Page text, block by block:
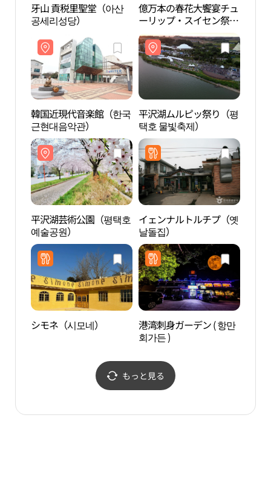
牙山 貢税里聖堂（아산
공세리성당）
億万本の春花大饗宴チュ
ーリップ・スイセン祭り
（억만송이 봄꽃대향연
튤립 수선화 축제）
韓国近現代音楽館（한국
근현대음악관）
平沢湖ムルピッ祭り（평
택호 물빛축제）
平沢湖芸術公園（평택호
예술공원）
イェンナルトルチプ（옛
날돌집）
シモネ（시모네）
港湾刺身ガーデン ( 항만
회가든 )
もっと見る